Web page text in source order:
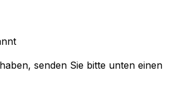
senden Sie bitte unten einen